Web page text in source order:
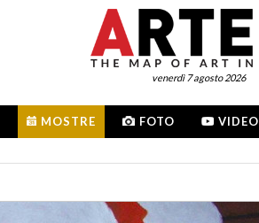
venerdì 7 agosto 2026
MOSTRE FOTO VIDEO